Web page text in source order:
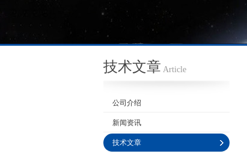
技术文章 Article
公司介绍
新闻资讯
技术文章